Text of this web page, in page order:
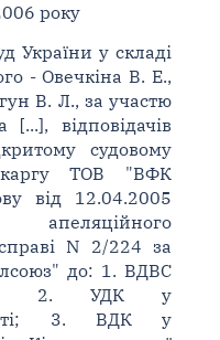
року
України у складі
- Овечкіна В. Е.,
В. Л., за участю
[...], відповідачів
судовому
ТОВ "ВФК
від 12.04.2005
апеляційного
N 2/224 за
до: 1. ВДВС
2. УДК у
3. ВДК у